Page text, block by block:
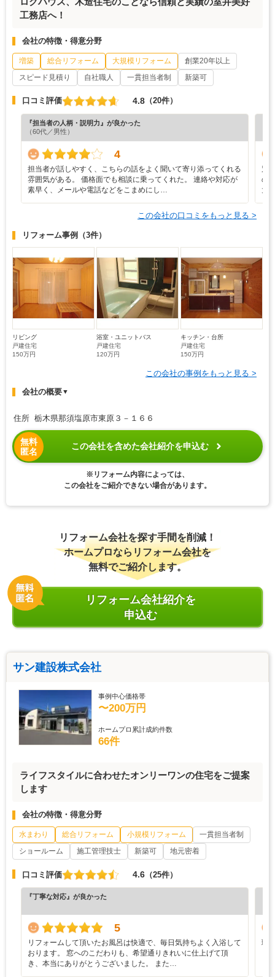
工務店へ！
会社の特徴・得意分野
増築 総合リフォーム 大規模リフォーム
創業20年以上
スピード見積り
自社職人 一貫担当者制 新築可
口コミ評価 4.8 （20件）
『担当者の人柄・説明力』が良かった
（60代／男性）
4
担当者が話しやすく、こちらの話をよく聞いて寄り添ってくれる
雰囲気がある。 価格面でも相談に乗ってくれた。 連絡や対応が
素早く、メールや電話などをこまめにし…
別
の
大
この会社の口コミをもっと見る >
リフォーム事例 （3件）
リビング
戸建住宅
150万円
浴室・ユニットバス
戸建住宅
120万円
キッチン・台所
戸建住宅
150万円
この会社の事例をもっと見る >
会社の概要▼
住所 栃木県那須塩原市東原３－１６６
無料
匿名
この会社を含めた会社紹介を申込む
※リフォーム内容によっては、
この会社をご紹介できない場合があります。
リフォーム会社を探す手間を削減！
ホームプロならリフォーム会社を
無料でご紹介します。
リフォーム会社紹介を
申込む
サン建設株式会社
事例中心価格帯
〜200万円
ホームプロ累計成約件数
66件
ライフスタイルに合わせたオンリーワンの住宅をご提案
します
会社の特徴・得意分野
水まわり 総合リフォーム 小規模リフォーム
一貫担当者制
ショールーム
施工管理技士 新築可 地元密着
口コミ評価 4.6 （25件）
『丁寧な対応』が良かった
5
リフォームして頂いたお風呂は快適で、毎日気持ちよく入浴して
おります。 窓へのこだわりも、希望通りきれいに仕上げて頂
き、本当にありがとうございました。 また…
理